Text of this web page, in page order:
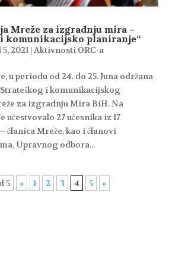
Mreže za izgradnju mira –
komunikacijsko planiranje“
5, 2021| Aktivnosti ORC-a
u periodu od 24. do 25. Juna održana
i komunikacijskog
za izgradnju Mira BiH. Na
27 učesnika iz 17
članica Mreže, kao i članovi
Upravnog odbora...
5 « 1 2 3 4 5 »